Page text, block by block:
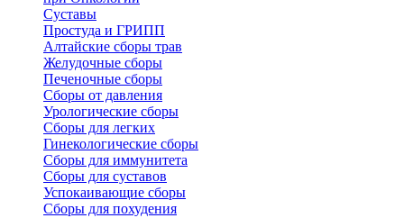
Суставы
Простуда и ГРИПП
Алтайские сборы трав
Желудочные сборы
Печеночные сборы
Сборы от давления
Урологические сборы
Сборы для легких
Гинекологические сборы
Сборы для иммунитета
Сборы для суставов
Успокаивающие сборы
Сборы для похудения